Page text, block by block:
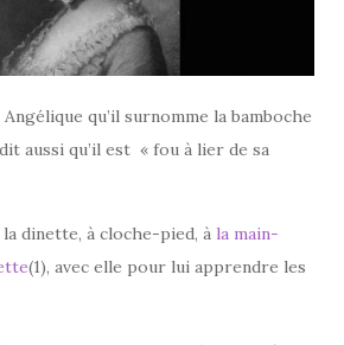
qu’il surnomme la bamboche
aussi qu’il est « fou à lier de sa
dinette, à cloche-pied, à la main-
(1), avec elle pour lui apprendre les